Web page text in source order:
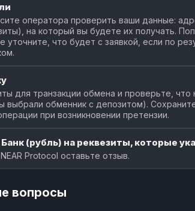
оператора проверить ваши данные:
на который вы будете их получать.
уточните, что будет с заявкой, если по
для транзакции обмена и проверьте,
выбрали обменник с депозитом).
при возникновении претензии.
(рубль) на реквезиты, которые
Protocol оставьте отзыв.
вопросы